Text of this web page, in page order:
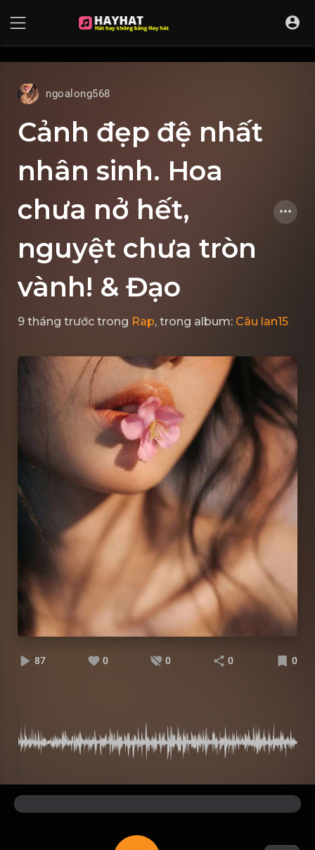
ngoalong568
Cảnh đẹp đệ nhất
nhân sinh. Hoa
chưa nở hết,
nguyệt chưa tròn
vành! & Đạo
9 tháng trước trong Rap, trong album: Câu lan15
87 0 0 0 0